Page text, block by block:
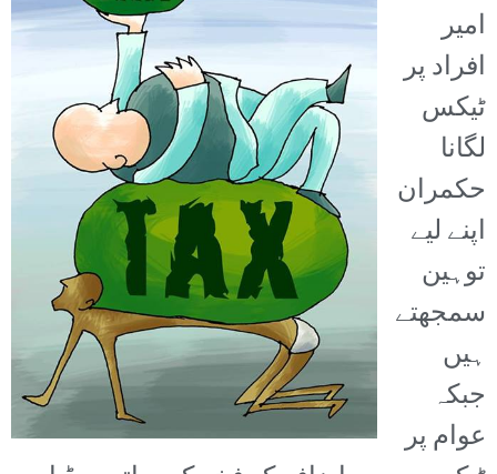
امیر
افراد پر
ٹیکس
لگانا
حکمران
اپنے لیے
توہین
سمجھتے
ہیں
جبکہ
عوام پر